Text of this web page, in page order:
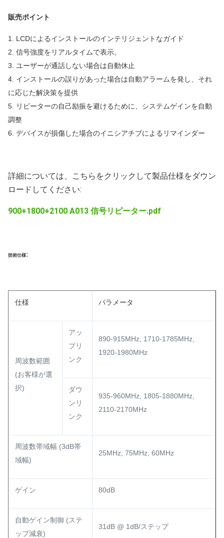
販売ポイント
1. LCDによるインストールのインテリジェントなガイド
2. 信号強度をリアルタイムで表示。
3. ユーザーが通話しない場合は自動休止
4. インストールの誤りがあった場合は自動アラームを発し、それ
に応じた解決策を提供
5. リピーターの自己励振を避けるために、システムゲインを自動
調整
6. デバイスが損傷した場合のイニシアチブによるリマインダー
詳細については、こちらをクリックして製品仕様をダウン
ロードしてください:
900+1800+2100 A013 信号リピーター.pdf
技術仕様:
仕様 パラメータ
周波数範囲
(お客様が選
択)
アッ
プリ
ンク
890-915MHz, 1710-1785MHz,
1920-1980MHz
ダウ
ンリ
ンク
935-960MHz, 1805-1880MHz,
2110-2170MHz
周波数帯域幅 (3dB帯
域幅)
25MHz, 75MHz, 60MHz
ゲイン 80dB
自動ゲイン制御 (ステ
ップ減衰)
31dB @ 1dB/ステップ